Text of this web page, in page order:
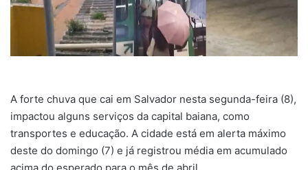
A forte chuva que cai em Salvador nesta segunda-feira (8),
impactou alguns serviços da capital baiana, como
transportes e educação. A cidade está em alerta máximo
deste do domingo (7) e já registrou média em acumulado
acima do esperado para o mês de abril.